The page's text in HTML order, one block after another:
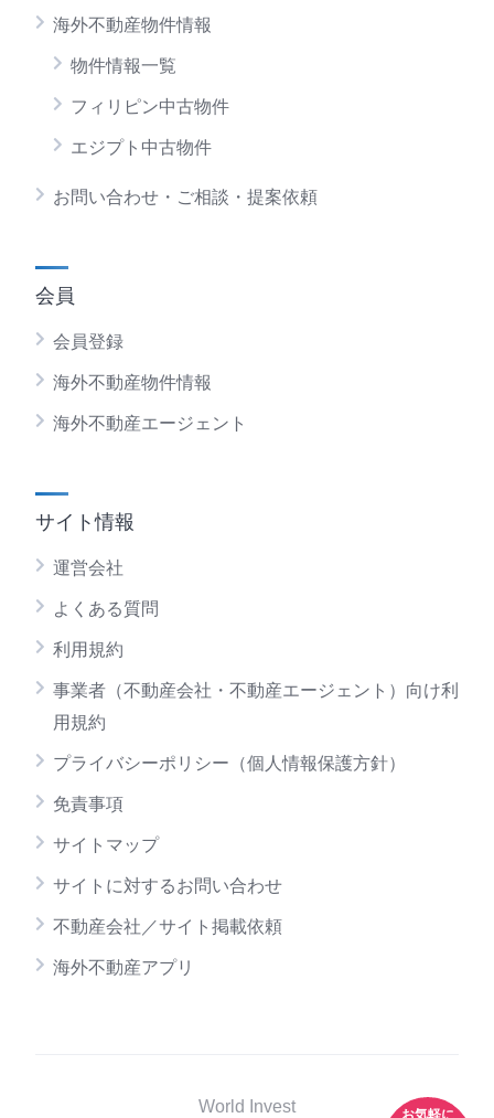
海外不動産物件情報
物件情報一覧
フィリピン中古物件
エジプト中古物件
お問い合わせ・ご相談・提案依頼
会員
会員登録
海外不動産物件情報
海外不動産エージェント
サイト情報
運営会社
よくある質問
利用規約
事業者（不動産会社・不動産エージェント）向け利
用規約
プライバシーポリシー（個人情報保護方針）
免責事項
サイトマップ
サイトに対するお問い合わせ
不動産会社／サイト掲載依頼
海外不動産アプリ
World Invest